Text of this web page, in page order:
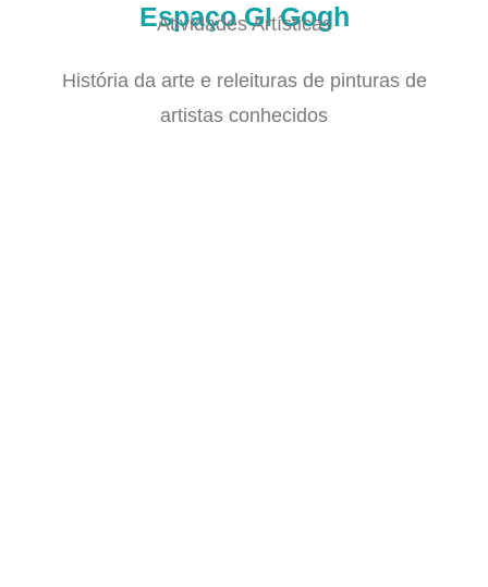
Espaço GI Gogh
Atividades Artísticas
História da arte e releituras de pinturas de
artistas conhecidos